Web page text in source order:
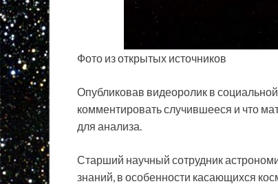
Фото из открытых источников
Опубликовав видеоролик в
комментировать случившееся и что
для анализа.
Старший научный сотрудник
знаний, в особенности касающихся